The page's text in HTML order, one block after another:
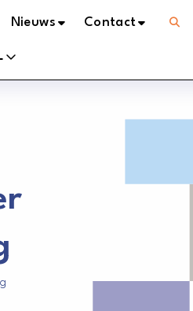
Nieuws Contact